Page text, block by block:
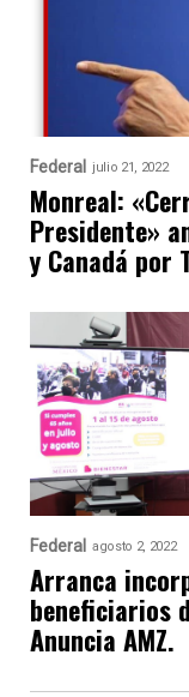
Federal julio 21, 2022
Monreal:
Presidente»
y Canadá por
Federal agosto 2, 2022
Arranca
beneficiarios
Anuncia AMZ.